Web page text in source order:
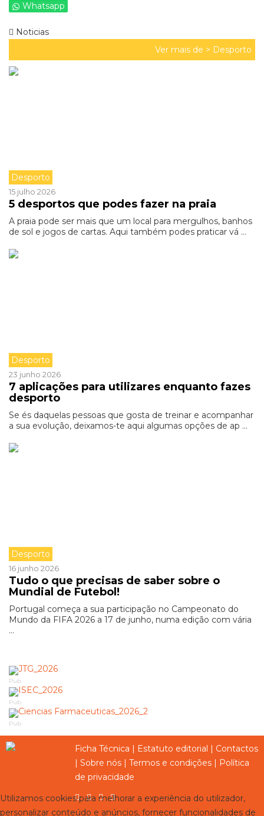
Whatsapp
Noticias
Ver mais de > Desporto
Desporto
15 julho 2026
5 desportos que podes fazer na praia
A praia pode ser mais que um local para mergulhos, banhos
de sol e jogos de cartas. Aqui também podes praticar vá ...
Desporto
23 junho 2026
7 aplicações para utilizares enquanto fazes
desporto
Se és daquelas pessoas que gosta de treinar e acompanhar
a sua evolução, deixamos-te aqui algumas opções de ap ...
Desporto
16 junho 2026
Tudo o que precisas de saber sobre o
Mundial de Futebol!
Portugal começa a sua participação no Campeonato do
Mundo da FIFA 2026 a 17 de junho, numa edição com vária
...
Pub
Pub
Pub
Ficha Técnica | Estatuto editorial | Contactos
| Sobre nós | Termos e condições | Política
de privacidade
Utilizamos cookies para melhorar a experiência do utilizador,
personalizar conteúdo e anúncios, fornecer funcionalidades de